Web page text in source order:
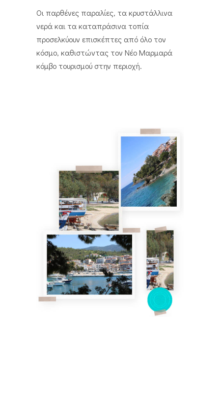
Οι παρθένες παραλίες, τα κρυστάλλινα
νερά και τα καταπράσινα τοπία
προσελκύουν επισκέπτες από όλο τον
κόσμο, καθιστώντας τον Νέο Μαρμαρά
κόμβο τουρισμού στην περιοχή.